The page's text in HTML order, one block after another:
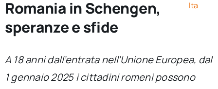
Ricerca e divulgazione
Sezioni
Romania in Schengen,
speranze e sfide
Ita
A 18 anni dall’entrata nell’Unione Europea, dal
1 gennaio 2025 i cittadini romeni possono